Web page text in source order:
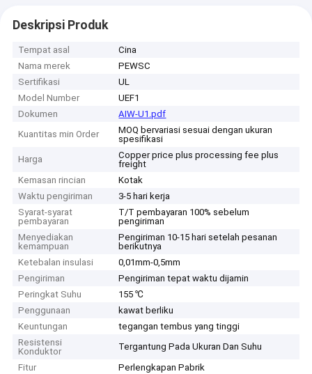
Deskripsi Produk
Tempat asal
Cina
Nama merek
PEWSC
Sertifikasi
UL
Model Number
UEF1
Dokumen
AIW-U1.pdf
Kuantitas min Order
MOQ bervariasi sesuai dengan ukuran
spesifikasi
Harga
Copper price plus processing fee plus
freight
Kemasan rincian
Kotak
Waktu pengiriman
3-5 hari kerja
Syarat-syarat
pembayaran
T/T pembayaran 100% sebelum
pengiriman
Menyediakan
kemampuan
Pengiriman 10-15 hari setelah pesanan
berikutnya
Ketebalan insulasi
0,01mm-0,5mm
Pengiriman
Pengiriman tepat waktu dijamin
Peringkat Suhu
155 ℃
Penggunaan
kawat berliku
Keuntungan
tegangan tembus yang tinggi
Resistensi
Konduktor
Tergantung Pada Ukuran Dan Suhu
Fitur
Perlengkapan Pabrik